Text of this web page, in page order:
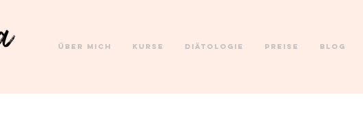
Über MICH Kurse Diätologie Preise Blog